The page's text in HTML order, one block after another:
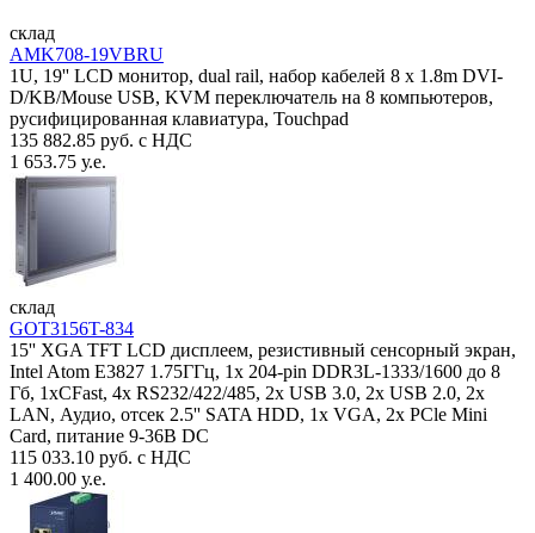
склад
AMK708-19VBRU
1U, 19'' LCD монитор, dual rail, набор кабелей 8 x 1.8m DVI-
D/KB/Mouse USB, KVM переключатель на 8 компьютеров,
русифицированная клавиатура, Touchpad
135 882.85 руб. с НДС
1 653.75 у.е.
склад
GOT3156T-834
15'' XGA TFT LCD дисплеем, резистивный сенсорный экран,
Intel Atom E3827 1.75ГГц, 1x 204-pin DDR3L-1333/1600 до 8
Гб, 1xCFast, 4x RS232/422/485, 2x USB 3.0, 2x USB 2.0, 2x
LAN, Аудио, отсек 2.5'' SATA HDD, 1x VGA, 2x PCle Mini
Card, питание 9-36В DC
115 033.10 руб. с НДС
1 400.00 у.е.